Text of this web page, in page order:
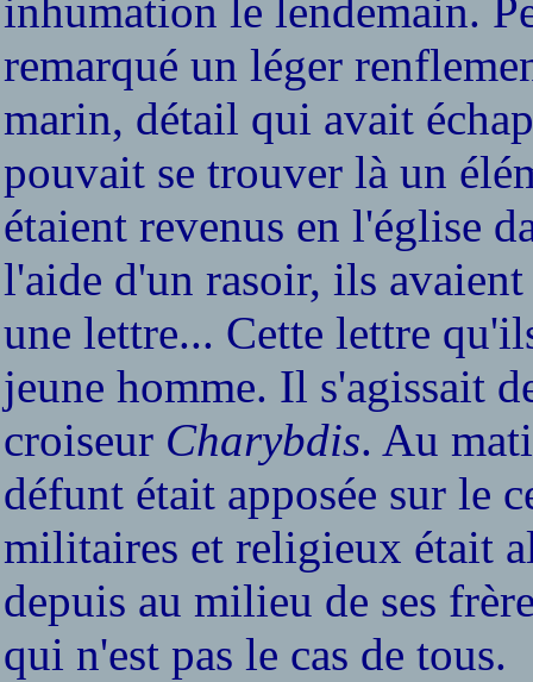
inhumation le lendemain.
remarqué un léger
marin, détail qui avait
pouvait se trouver là un
étaient revenus en l'église
l'aide d'un rasoir, ils
une lettre... Cette lettre
jeune homme. Il s'agissait
croiseur Charybdis. Au
défunt était apposée sur le
militaires et religieux était
depuis au milieu de ses
qui n'est pas le cas de tous.